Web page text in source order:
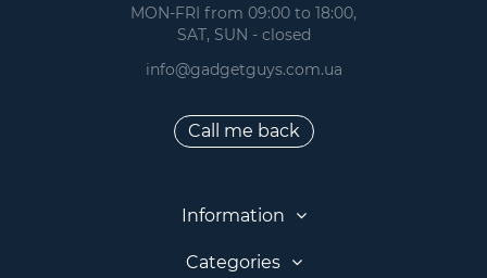
MON-FRI from 09:00 to 18:00,
SAT, SUN - closed
info@gadgetguys.com.ua
Call me back
Information
Categories